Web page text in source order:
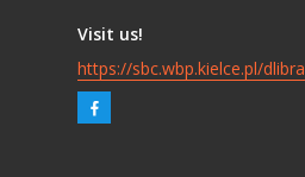
Visit us!
https://sbc.wbp.kielce.pl/dlibra